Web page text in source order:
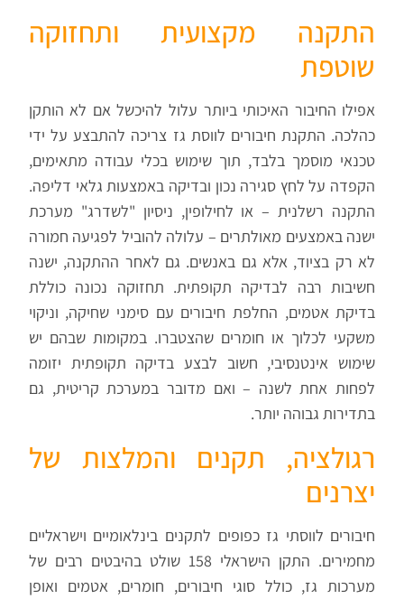
התקנה מקצועית ותחזוקה
שוטפת
אפילו החיבור האיכותי ביותר עלול להיכשל אם לא הותקן
כהלכה. התקנת חיבורים לווסת גז צריכה להתבצע על ידי
טכנאי מוסמך בלבד, תוך שימוש בכלי עבודה מתאימים,
הקפדה על לחץ סגירה נכון ובדיקה באמצעות גלאי דליפה.
התקנה רשלנית – או לחילופין, ניסיון "לשדרג" מערכת
ישנה באמצעים מאולתרים – עלולה להוביל לפגיעה חמורה
לא רק בציוד, אלא גם באנשים. גם לאחר ההתקנה, ישנה
חשיבות רבה לבדיקה תקופתית. תחזוקה נכונה כוללת
בדיקת אטמים, החלפת חיבורים עם סימני שחיקה, וניקוי
משקעי לכלוך או חומרים שהצטברו. במקומות שבהם יש
שימוש אינטנסיבי, חשוב לבצע בדיקה תקופתית יזומה
לפחות אחת לשנה – ואם מדובר במערכת קריטית, גם
בתדירות גבוהה יותר.
רגולציה, תקנים והמלצות של
יצרנים
חיבורים לווסתי גז כפופים לתקנים בינלאומיים וישראליים
מחמירים. התקן הישראלי 158 שולט בהיבטים רבים של
מערכות גז, כולל סוגי חיבורים, חומרים, אטמים ואופן